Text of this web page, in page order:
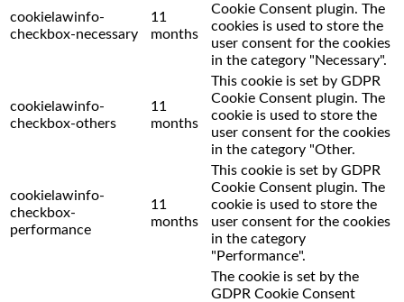
cookielawinfo-
checkbox-necessary
11
months
Cookie Consent plugin. The
cookies is used to store the
user consent for the cookies
in the category "Necessary".
cookielawinfo-
checkbox-others
11
months
This cookie is set by GDPR
Cookie Consent plugin. The
cookie is used to store the
user consent for the cookies
in the category "Other.
cookielawinfo-
checkbox-
performance
11
months
This cookie is set by GDPR
Cookie Consent plugin. The
cookie is used to store the
user consent for the cookies
in the category
"Performance".
The cookie is set by the
GDPR Cookie Consent